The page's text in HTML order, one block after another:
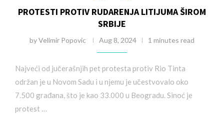
PROTESTI PROTIV RUDARENJA LITIJUMA ŠIROM
SRBIJE
byVelimir Popovic Aug 8, 2024 1 minutes read
Najveći od jučerašnjih pet protesta protiv Rio Tinta
održan je u Novom Sadu i u njemu je učestvovalo oko
7.500 građana, što je kao 33.000 u Beogradu. Sinoć je
protest …